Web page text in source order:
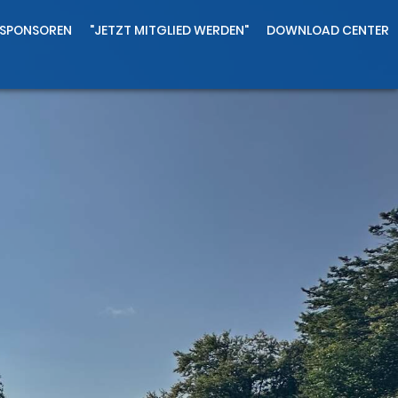
SPONSOREN "JETZT MITGLIED WERDEN" DOWNLOAD CENTER